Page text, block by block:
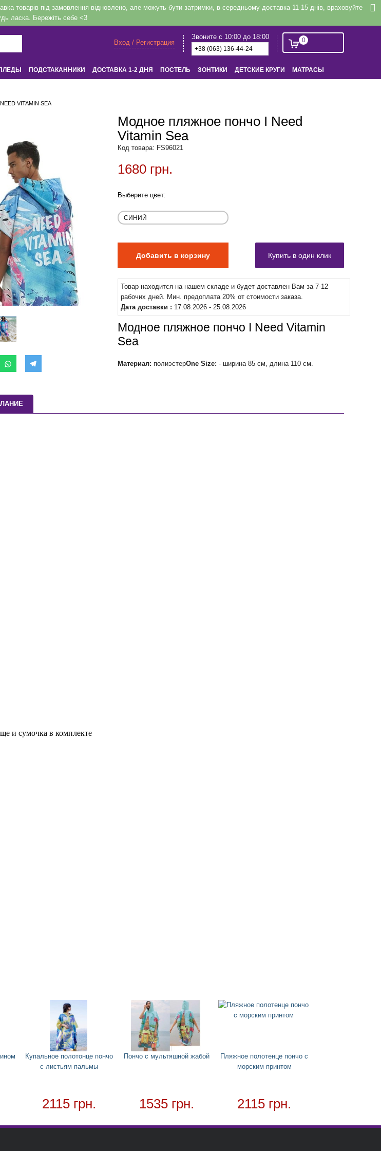
під замовлення відновлено, але можуть бути затримки, в середньому доставка 11-15 днів, враховуйте
ласка. Бережіть себе <3
0
Звоните с 10:00 до 18:00
Вход / Регистрация
ПОДСТАКАННИКИ ДОСТАВКА 1-2 ДНЯ ПОСТЕЛЬ ЗОНТИКИ ДЕТСКИЕ КРУГИ МАТРАСЫ
VITAMIN SEA
Модное пляжное пончо I Need
Vitamin Sea
Код товара: FS96021
1680 грн.
Выберите цвет:
Товар находится на нашем складе и будет доставлен Вам за 7-12
рабочих дней. Мин. предоплата 20% от стоимости заказа.
Дата доставки : 17.08.2026 - 25.08.2026
Модное пляжное пончо I Need Vitamin
Sea
Материал: полиэстерOne Size: - ширина 85 см, длина 110 см.
Купальное полотонце пончо
с листьям пальмы
2115 грн.
Пончо с мультяшной жабой
1535 грн.
Пляжное полотенце пончо с
морcким принтом
2115 грн.
или авторизация